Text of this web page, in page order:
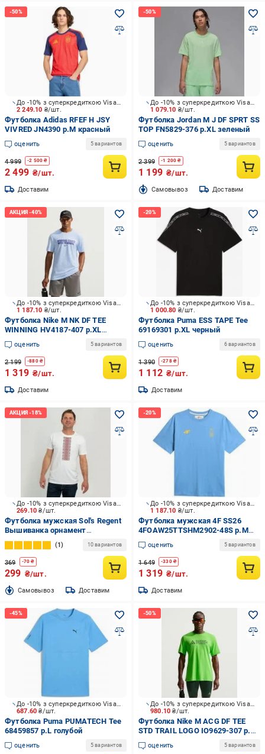
2 249.10 ₴/шт.
До -10% з суперкредиткою Visa Вигода
Футболка Adidas RFEF H JSY
VIVRED JN4390 р.M красный
оценить 5 вариантов
4 999 -2 500 ₴
2 499 ₴/шт.
Доставим
1 079.10 ₴/шт.
До -10% з суперкредиткою Visa Вигода
Футболка Jordan M J DF SPRT SS
TOP FN5829-376 р.XL зеленый
оценить 5 вариантов
2 399 -1 200 ₴
1 199 ₴/шт.
Cамовывоз Доставим
1 187.10 ₴/шт.
До -10% з суперкредиткою Visa Вигода
Футболка Nike M NK DF TEE
WINNING HV4187-407 р.XL
голубой
оценить 5 вариантов
2 199 -880₴
1 319 ₴/шт.
Доставим
1 000.80 ₴/шт.
До -10% з суперкредиткою Visa Вигода
Футболка Puma ESS TAPE Tee
69169301 р.XL черный
оценить 6 вариантов
1 390 -278₴
1 112 ₴/шт.
Доставим
269.10₴/шт.
До -10% з суперкредиткою Visa Вигода
Футболка мужская Sol's Regent
Вышиванка орнамент
вертикально р.XL белый
1 10 вариантов
369 -70 ₴
299 ₴/шт.
Cамовывоз Доставим
1 187.10 ₴/шт.
До -10% з суперкредиткою Visa Вигода
Футболка мужская 4F SS26
4FOAW25TTSHM2902-48S р.M
голубой
оценить 5 вариантов
1 649 -330₴
1 319 ₴/шт.
Доставим
687.60₴/шт.
До -10% з суперкредиткою Visa Вигода
Футболка Puma PUMATECH Tee
68459857 р.L голубой
оценить 5 вариантов
980.10₴/шт.
До -10% з суперкредиткою Visa Вигода
Футболка Nike M ACG DF TEE
STD TRAIL LOGO IO9629-307 р.M
зеленый
оценить 5 вариантов